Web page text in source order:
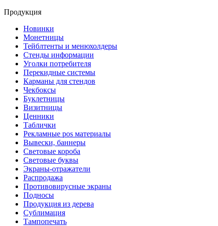
Продукция
Новинки
Монетницы
Тейблтенты и менюхолдеры
Стенды информации
Уголки потребителя
Перекидные системы
Карманы для стендов
Чекбоксы
Буклетницы
Визитницы
Ценники
Таблички
Рекламные pos материалы
Вывески, баннеры
Световые короба
Световые буквы
Экраны-отражатели
Распродажа
Противовирусные экраны
Подносы
Продукция из дерева
Сублимация
Тампопечать